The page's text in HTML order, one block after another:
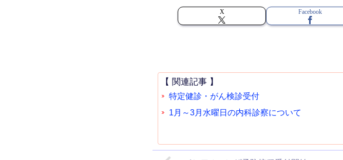
X Facebook
【 関連記事 】
特定健診・がん検診受付
1月～3月水曜日の内科診察について